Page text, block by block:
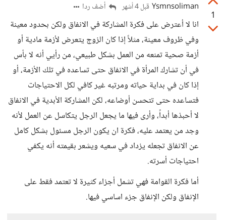
1
Ysmnsoliman قبل 4 أشهر أضف ردا
انا لا أعترض على فكرة المشاركة في الانفاق ولكن بحدود معينة
وفي ظروف معينة، مثلاً إذا كان الزوج يتعرض لأزمة مادية أو
أزمة صحية تمنعه من العمل بشكل طبيعي، من رأيي أنه لا بأس
في أن تشارك المرأة في الانفاق حتى تساعده في تلك الأزمة، أو
إذا كان في بداية حياته ومرتبه غير كافي لكل الاحتياجات
فتساعده حتى تتحسن أوضاعه، لكن المشاركة الأبدية في الانفاق
لا أحبذها أبداً، وأرى فيها ما يجعل الرجل يتكاسل عن العمل لأنه
وجد من يعتمد عليه، فكرة ان يكون الرجل مسئول بشكل كامل
عن الانفاق تجعله يزداد في سعيه ويشعر بقيمته أنه يكفي
احتياجات أسرته.
أما فكرة القوامة فهي تشمل أجزاء كثيرة لا تعتمد فقط على
الإنفاق ولكن الإنفاق جزء اساسي فيها.